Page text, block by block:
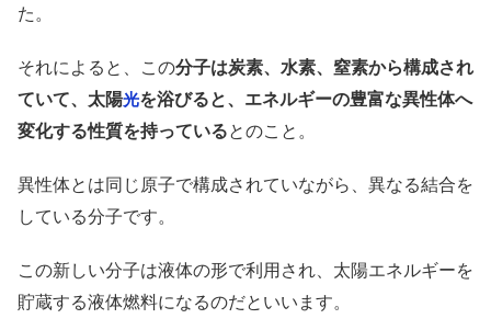
た。
それによると、この分子は炭素、水素、窒素から構成され
ていて、太陽光を浴びると、エネルギーの豊富な異性体へ
変化する性質を持っているとのこと。
異性体とは同じ原子で構成されていながら、異なる結合を
している分子です。
この新しい分子は液体の形で利用され、太陽エネルギーを
貯蔵する液体燃料になるのだといいます。